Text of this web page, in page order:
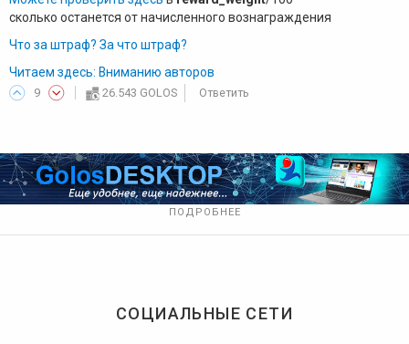
сколько останется от начисленного вознаграждения
Что за штраф? За что штраф?
Читаем здесь: Вниманию авторов
9 26.543 GOLOS Ответить
ПОДРОБНЕЕ
СОЦИАЛЬНЫЕ СЕТИ